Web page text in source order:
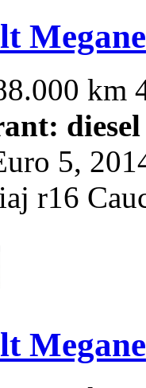
Megane
km
diesel
5,
r16
Megane